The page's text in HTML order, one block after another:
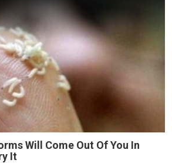
Will Come Out Of You In
It